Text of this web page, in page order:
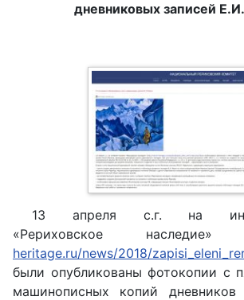
дневниковых записей
13 апреля с.г. на
«Рериховское
heritage.ru/news/2018/
были опубликованы фотокопии с
машинописных копий